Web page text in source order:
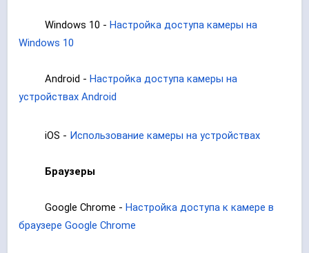
Windows 10 - Настройка доступа камеры на
Windows 10
Android - Настройка доступа камеры на
устройствах Android
iOS - Использование камеры на устройствах
Браузеры
Google Chrome - Настройка доступа к камере в
браузере Google Chrome